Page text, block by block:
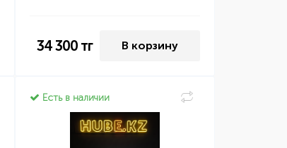
34 300 тг В корзину
Есть в наличии